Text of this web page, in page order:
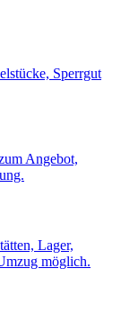
Sperrgut
Angebot,
Lager,
möglich.